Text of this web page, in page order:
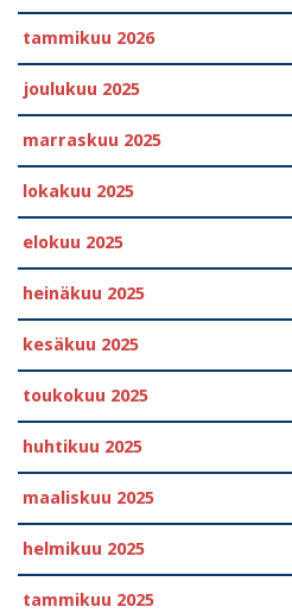
tammikuu 2026
joulukuu 2025
marraskuu 2025
lokakuu 2025
elokuu 2025
heinäkuu 2025
kesäkuu 2025
toukokuu 2025
huhtikuu 2025
maaliskuu 2025
helmikuu 2025
tammikuu 2025